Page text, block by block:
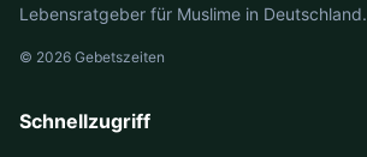
Lebensratgeber für Muslime in Deutschland.
© 2026 Gebetszeiten
Schnellzugriff